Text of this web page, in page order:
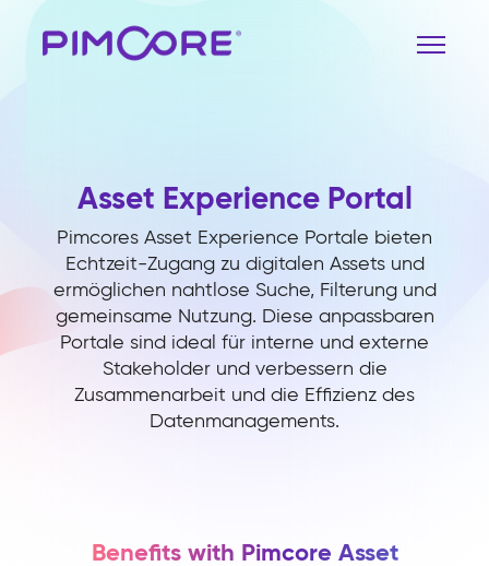
Asset Experience Portal
Pimcores Asset Experience Portale bieten
Echtzeit-Zugang zu digitalen Assets und
ermöglichen nahtlose Suche, Filterung und
gemeinsame Nutzung. Diese anpassbaren
Portale sind ideal für interne und externe
Stakeholder und verbessern die
Zusammenarbeit und die Effizienz des
Datenmanagements.
Benefits with Pimcore Asset